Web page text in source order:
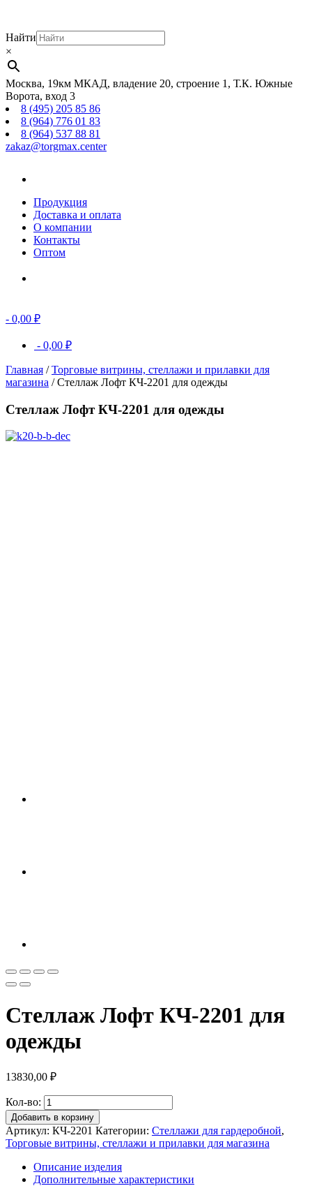
Найти
×
Москва, 19км МКАД, владение 20, строение 1, Т.К. Южные
Ворота, вход 3
8 (495) 205 85 86
8 (964) 776 01 83
8 (964) 537 88 81
zakaz@torgmax.center
Продукция
Доставка и оплата
О компании
Контакты
Оптом
- 0,00 ₽
- 0,00 ₽
Главная /Торговые витрины, стеллажи и прилавки для
магазина / Стеллаж Лофт КЧ-2201 для одежды
Стеллаж Лофт КЧ-2201 для одежды
Стеллаж Лофт КЧ-2201 для
одежды
13830,00 ₽
Кол-во:
Добавить в корзину
Артикул: КЧ-2201 Категории: Стеллажи для гардеробной,
Торговые витрины, стеллажи и прилавки для магазина
Описание изделия
Дополнительные характеристики